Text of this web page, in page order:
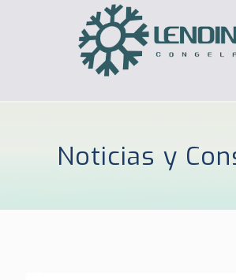
Noticias y